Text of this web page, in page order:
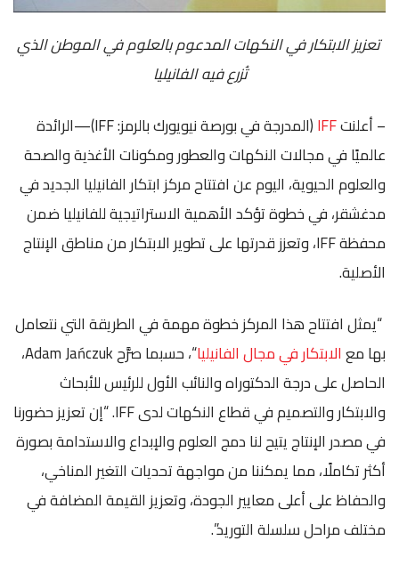
تعزيز الابتكار في النكهات المدعوم بالعلوم في الموطن الذي
تُزرع فيه الفانيليا
– أعلنتIFF
(المدرجة في بورصة نيويورك بالرمز: IFF)—الرائدة
عالميًا في مجالات النكهات والعطور ومكونات الأغذية والصحة
والعلوم الحيوية، اليوم عن افتتاح مركز ابتكار الفانيليا الجديد في
مدغشقر، في خطوة تؤكد الأهمية الاستراتيجية للفانيليا ضمن
محفظة IFF، وتعزز قدرتها على تطوير الابتكار من مناطق الإنتاج
الأصلية.
“يمثل افتتاح هذا المركز خطوة مهمة في الطريقة التي نتعامل
بها معالابتكار في مجال الفانيليا
“، حسبما صرَّح Adam Jańczuk،
الحاصل على درجة الدكتوراه والنائب الأول للرئيس للأبحاث
والابتكار والتصميم في قطاع النكهات لدى IFF. “إن تعزيز حضورنا
في مصدر الإنتاج يتيح لنا دمج العلوم والإبداع والاستدامة بصورة
أكثر تكاملًا، مما يمكننا من مواجهة تحديات التغير المناخي،
والحفاظ على أعلى معايير الجودة، وتعزيز القيمة المضافة في
مختلف مراحل سلسلة التوريد”.